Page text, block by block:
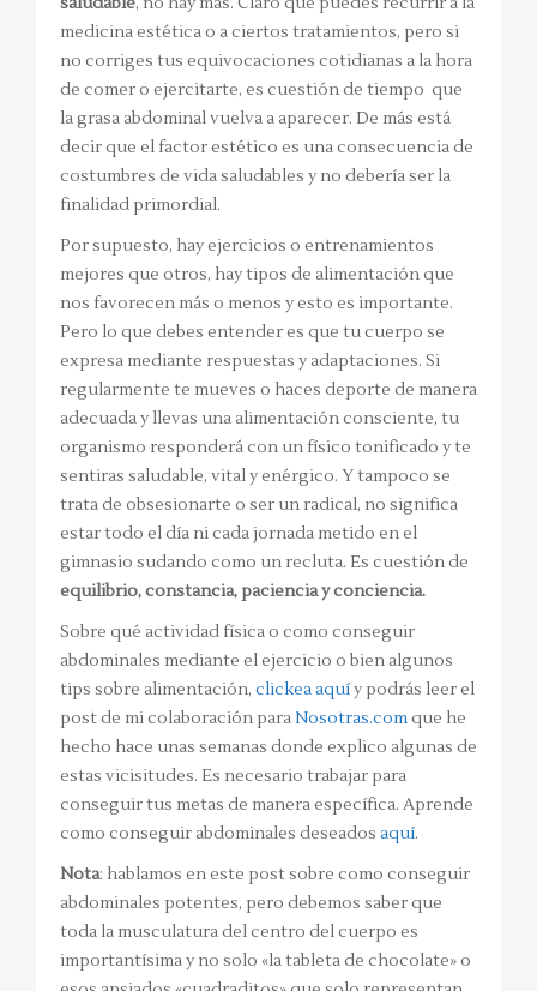
medicina estética o a ciertos tratamientos, pero si
no corriges tus equivocaciones cotidianas a la hora
de comer o ejercitarte, es cuestión de tiempo que
la grasa abdominal vuelva a aparecer. De más está
decir que el factor estético es una consecuencia de
costumbres de vida saludables y no debería ser la
finalidad primordial.
Por supuesto, hay ejercicios o entrenamientos
mejores que otros, hay tipos de alimentación que
nos favorecen más o menos y esto es importante.
Pero lo que debes entender es que tu cuerpo se
expresa mediante respuestas y adaptaciones. Si
regularmente te mueves o haces deporte de manera
adecuada y llevas una alimentación consciente, tu
organismo responderá con un físico tonificado y te
sentiras saludable, vital y enérgico. Y tampoco se
trata de obsesionarte o ser un radical, no significa
estar todo el día ni cada jornada metido en el
gimnasio sudando como un recluta. Es cuestión de
equilibrio, constancia, paciencia y conciencia.
Sobre qué actividad física o como conseguir
abdominales mediante el ejercicio o bien algunos
tips sobre alimentación, clickea aquíy podrás leer el
post de mi colaboración paraNosotras.comque he
hecho hace unas semanas donde explico algunas de
estas vicisitudes. Es necesario trabajar para
conseguir tus metas de manera específica. Aprende
como conseguir abdominales deseados aquí.
Nota: hablamos en este post sobre como conseguir
abdominales potentes, pero debemos saber que
toda la musculatura del centro del cuerpo es
importantísima y no solo «la tableta de chocolate» o